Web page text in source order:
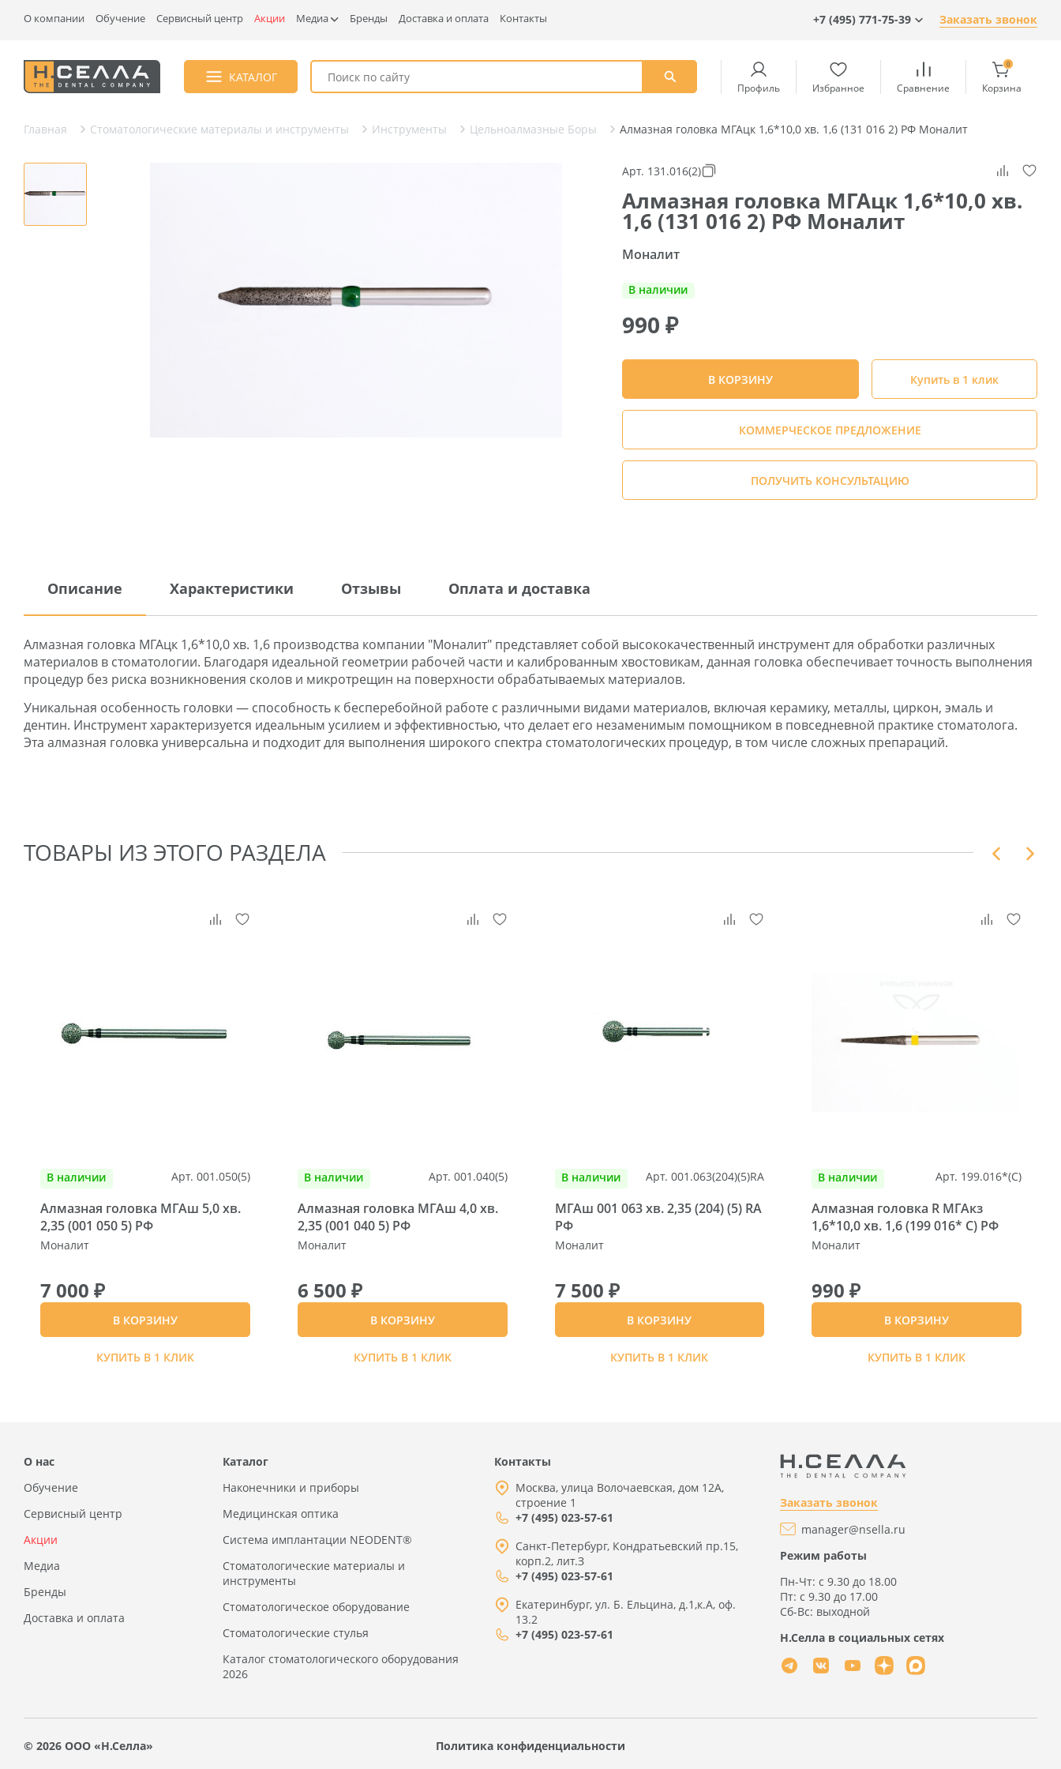
О компании Обучение Сервисный центр Акции Медиа Бренды Доставка и оплата Контакты +7 (495) 771-75-39 Заказать звонок
КАТАЛОГ
Профиль Избранное Сравнение
0
Корзина
Главная Стоматологические материалы и инструменты Инструменты Цельноалмазные Боры Алмазная головка МГАцк 1,6*10,0 хв. 1,6 (131 016 2) РФ Моналит
Арт. 131.016(2)
Алмазная головка МГАцк 1,6*10,0 хв.
1,6 (131 016 2) РФ Моналит
Моналит
В наличии
990₽
В КОРЗИНУ Купить в 1 клик
КОММЕРЧЕСКОЕ ПРЕДЛОЖЕНИЕ
ПОЛУЧИТЬ КОНСУЛЬТАЦИЮ
Описание Характеристики Отзывы Оплата и доставка
Алмазная головка МГАцк 1,6*10,0 хв. 1,6 производства компании "Моналит" представляет собой высококачественный инструмент для обработки различных
материалов в стоматологии. Благодаря идеальной геометрии рабочей части и калиброванным хвостовикам, данная головка обеспечивает точность выполнения
процедур без риска возникновения сколов и микротрещин на поверхности обрабатываемых материалов.
Уникальная особенность головки — способность к бесперебойной работе с различными видами материалов, включая керамику, металлы, циркон, эмаль и
дентин. Инструмент характеризуется идеальным усилием и эффективностью, что делает его незаменимым помощником в повседневной практике стоматолога.
Эта алмазная головка универсальна и подходит для выполнения широкого спектра стоматологических процедур, в том числе сложных препараций.
ТОВАРЫ ИЗ ЭТОГО РАЗДЕЛА
В наличии Арт. 001.050(5)
Алмазная головка МГАш 5,0 хв.
2,35 (001 050 5) РФ
Моналит
7 000 ₽
В КОРЗИНУ
КУПИТЬ В 1 КЛИК
В наличии Арт. 001.040(5)
Алмазная головка МГАш 4,0 хв.
2,35 (001 040 5) РФ
Моналит
6 500 ₽
В КОРЗИНУ
КУПИТЬ В 1 КЛИК
В наличии Арт. 001.063(204)(5)RA
МГАш 001 063 хв. 2,35 (204) (5) RA
РФ
Моналит
7 500 ₽
В КОРЗИНУ
КУПИТЬ В 1 КЛИК
В наличии Арт. 199.016*(C)
Алмазная головка R МГАкз
1,6*10,0 хв. 1,6 (199 016* C) РФ
Моналит
990 ₽
В КОРЗИНУ
КУПИТЬ В 1 КЛИК
О нас
Обучение
Сервисный центр
Акции
Медиа
Бренды
Доставка и оплата
Каталог
Наконечники и приборы
Медицинская оптика
Система имплантации NEODENT®
Стоматологические материалы и
инструменты
Стоматологическое оборудование
Стоматологические стулья
Каталог стоматологического оборудования
2026
Контакты
Москва, улица Волочаевская, дом 12А,
строение 1
+7 (495) 023-57-61
Санкт-Петербург, Кондратьевский пр.15,
корп.2, лит.З
+7 (495) 023-57-61
Екатеринбург, ул. Б. Ельцина, д.1,к.А, оф.
13.2
+7 (495) 023-57-61
Заказать звонок
manager@nsella.ru
Режим работы
Пн-Чт: с 9.30 до 18.00
Пт: с 9.30 до 17.00
Сб-Вс: выходной
Н.Селла в социальных сетях
© 2026 ООО «Н.Селла» Политика конфиденциальности